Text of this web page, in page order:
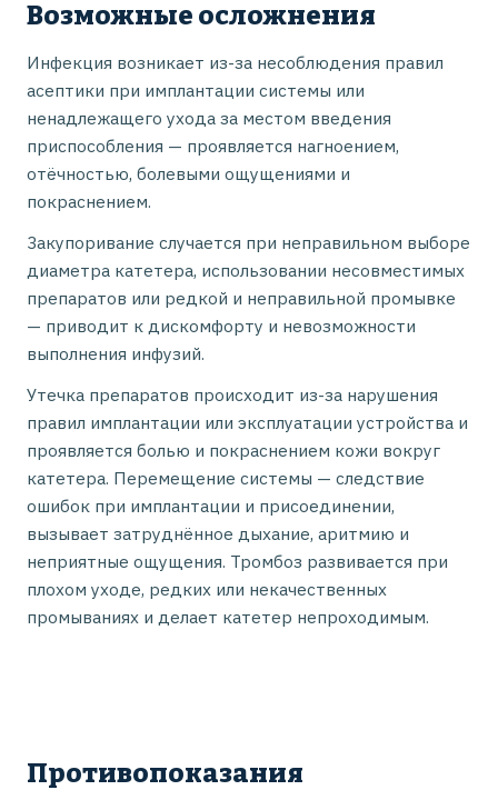
Возможные осложнения
Инфекция возникает из-за несоблюдения правил
асептики при имплантации системы или
ненадлежащего ухода за местом введения
приспособления — проявляется нагноением,
отёчностью, болевыми ощущениями и
покраснением.
Закупоривание случается при неправильном выборе
диаметра катетера, использовании несовместимых
препаратов или редкой и неправильной промывке
— приводит к дискомфорту и невозможности
выполнения инфузий.
Утечка препаратов происходит из-за нарушения
правил имплантации или эксплуатации устройства и
проявляется болью и покраснением кожи вокруг
катетера. Перемещение системы — следствие
ошибок при имплантации и присоединении,
вызывает затруднённое дыхание, аритмию и
неприятные ощущения. Тромбоз развивается при
плохом уходе, редких или некачественных
промываниях и делает катетер непроходимым.
Противопоказания